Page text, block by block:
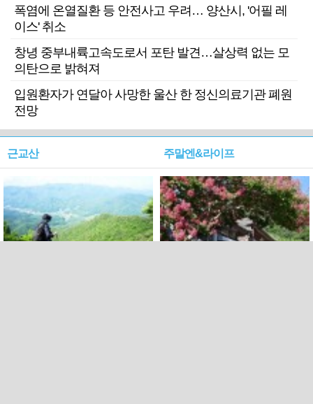
폭염에 온열질환 등 안전사고 우려… 양산시, '어필 레
이스' 취소
창녕 중부내륙고속도로서 포탄 발견…살상력 없는 모
의탄으로 밝혀져
입원환자가 연달아 사망한 울산 한 정신의료기관 폐원
전망
근교산 주말엔&라이프